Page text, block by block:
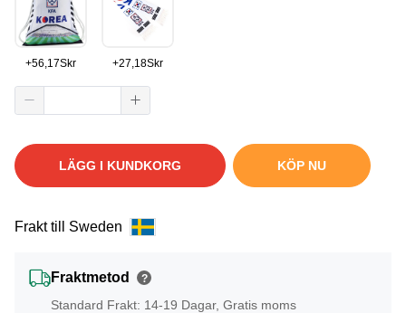
+56,17Skr +27,18Skr
LÄGG I KUNDKORG KÖP NU
Frakt till Sweden
Fraktmetod ?
Standard Frakt: 14-19 Dagar, Gratis moms